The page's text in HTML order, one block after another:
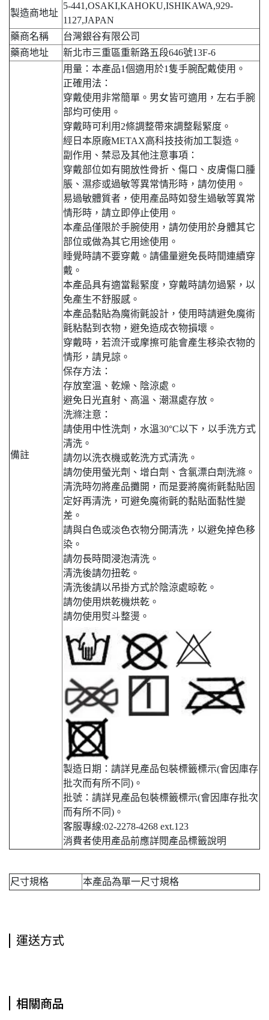
製造商地址
5-441,OSAKI,KAHOKU,ISHIKAWA,929-
1127,JAPAN
藥商名稱
台灣銀谷有限公司
藥商地址
新北市三重區重新路五段646號13F-6
備註
用量：本產品1個適用於1隻手腕配戴使用。
正確用法：
穿戴使用非常簡單。男女皆可適用，左右手腕
部均可使用。
穿戴時可利用2條調整帶來調整鬆緊度。
經日本原廠METAX高科技技術加工製造。
副作用、禁忌及其他注意事項：
穿戴部位如有開放性骨折、傷口、皮膚傷口腫
脹、濕疹或過敏等異常情形時，請勿使用。
易過敏體質者，使用產品時如發生過敏等異常
情形時，請立即停止使用。
本產品僅限於手腕使用，請勿使用於身體其它
部位或做為其它用途使用。
睡覺時請不要穿戴。請儘量避免長時間連續穿
戴。
本產品具有適當鬆緊度，穿戴時請勿過緊，以
免產生不舒服感。
本產品黏貼為魔術氈設計，使用時請避免魔術
氈粘黏到衣物，避免造成衣物損壞。
穿戴時，若流汗或摩擦可能會產生移染衣物的
情形，請見諒。
保存方法：
存放室溫、乾燥、陰涼處。
避免日光直射、高溫、潮濕處存放。
洗滌注意：
請使用中性洗劑，水溫30°C以下，以手洗方式
清洗。
請勿以洗衣機或乾洗方式清洗。
請勿使用螢光劑、增白劑、含氯漂白劑洗滌。
清洗時勿將產品攤開，而是要將魔術氈黏貼固
定好再清洗，可避免魔術氈的黏貼面黏性變
差。
請與白色或淡色衣物分開清洗，以避免掉色移
染。
請勿長時間浸泡清洗。
清洗後請勿扭乾。
清洗後請以吊掛方式於陰涼處晾乾。
請勿使用烘乾機烘乾。
請勿使用熨斗整燙。
製造日期：請詳見產品包裝標籤標示(會因庫存
批次而有所不同)。
批號：請詳見產品包裝標籤標示(會因庫存批次
而有所不同)。
​客服專線:02-2278-4268 ext.123
消費者使用產品前應詳閱產品標籤說明
尺寸規格 本產品為單一尺寸規格
運送方式
相關商品